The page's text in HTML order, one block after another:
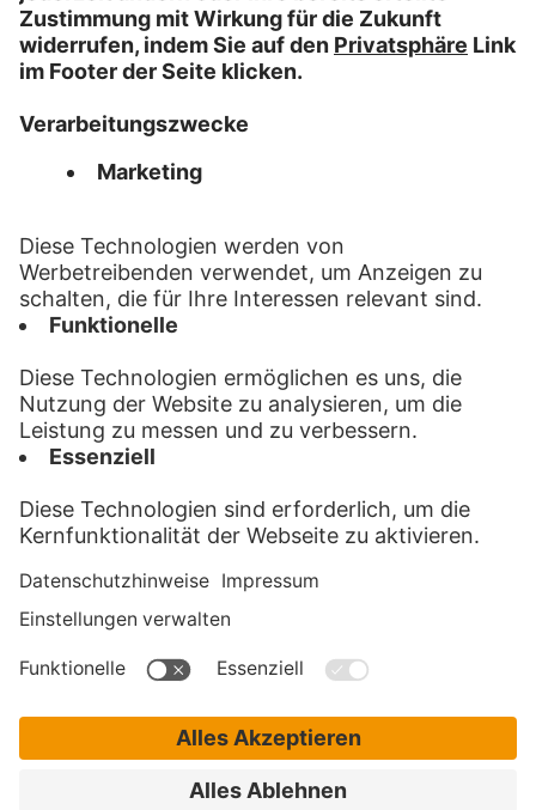
pd.KURIER direkt GmbH. Als 100%-ige
Tochterunternehmen der Mediengruppe Pressedruck
Kontakt
Anfahrt
Datenschutz
Privatsphäre
pd.KURIER verteil GmbH
pd.KURIER direktPlus GmbH & Co. KG
Curt-Frenzel-Str. 2 | 86167 Augsburg
Bewerbungshotline:0821 777 1111